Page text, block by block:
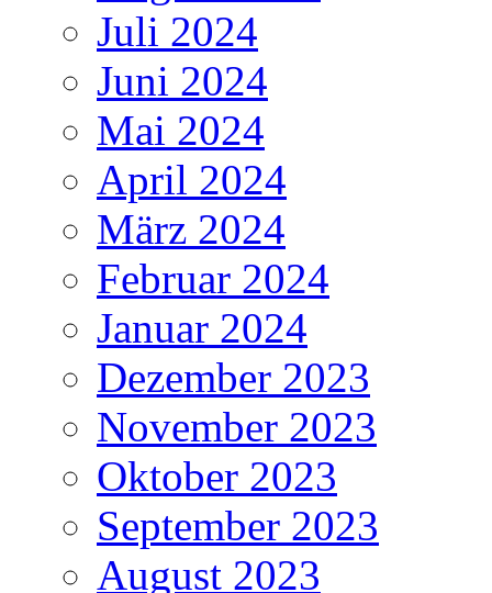
Juli 2024
Juni 2024
Mai 2024
April 2024
März 2024
Februar 2024
Januar 2024
Dezember 2023
November 2023
Oktober 2023
September 2023
August 2023